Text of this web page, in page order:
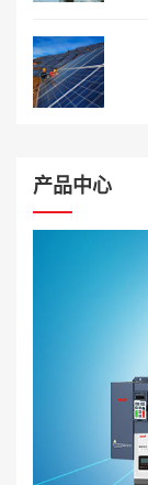
产品中心